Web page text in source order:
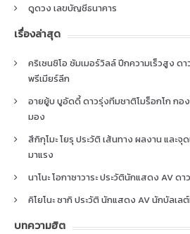
ดูดวง เลขบัญชีธนาคาร
เรื่องล่าสุด
คริเซนซิโอ ซัมเมอร์วิลล์ ปีกความเร็วสูง ด
พรีเมียร์ลีก
อายยู้บ บูอัดดี้ ดาวรุ่งทีมชาติโมร็อกโก กอ
มอง
สึกิกุโมะ โยรุ ประวัติ เส้นทาง ผลงาน และ
มาแรง
นาโนะ โอกาซาวาระ ประวัตินักแสดง AV ด
คิโยโนะ ซากิ ประวัติ นักแสดง AV นักบัลเ
บทความฮิต